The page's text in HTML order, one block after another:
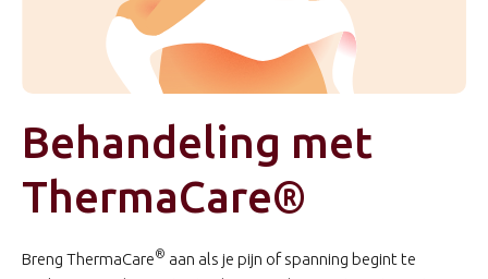
Behandeling met
ThermaCare®
Breng ThermaCare® aan als je pijn of spanning begint te